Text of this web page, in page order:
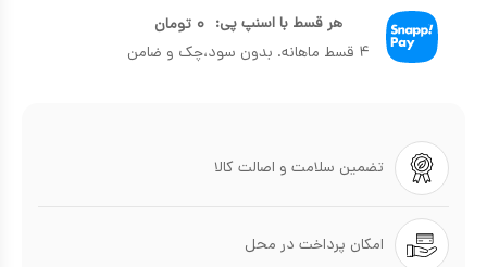
هر قسط با اسنپ پی: ۰ تومان
۴ قسط ماهانه. بدون سود،چک و ضامن
تضمین سلامت و اصالت کالا
امکان پرداخت در محل